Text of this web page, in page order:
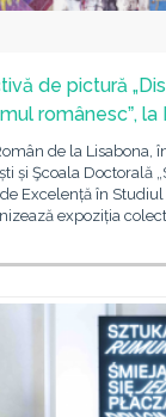
de pictură
românescˮ, la
de la Lisabona,
și Şcoala Doctorală
Excelență în
expoziția